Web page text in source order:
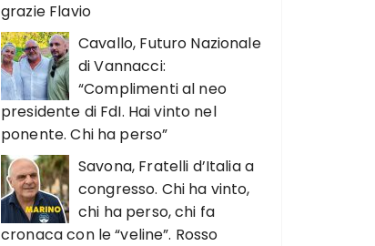
grazie Flavio
Cavallo, Futuro Nazionale
di Vannacci:
“Complimenti al neo
presidente di FdI. Hai vinto nel
ponente. Chi ha perso”
Savona, Fratelli d’Italia a
congresso. Chi ha vinto,
chi ha perso, chi fa
cronaca con le “veline”. Rosso